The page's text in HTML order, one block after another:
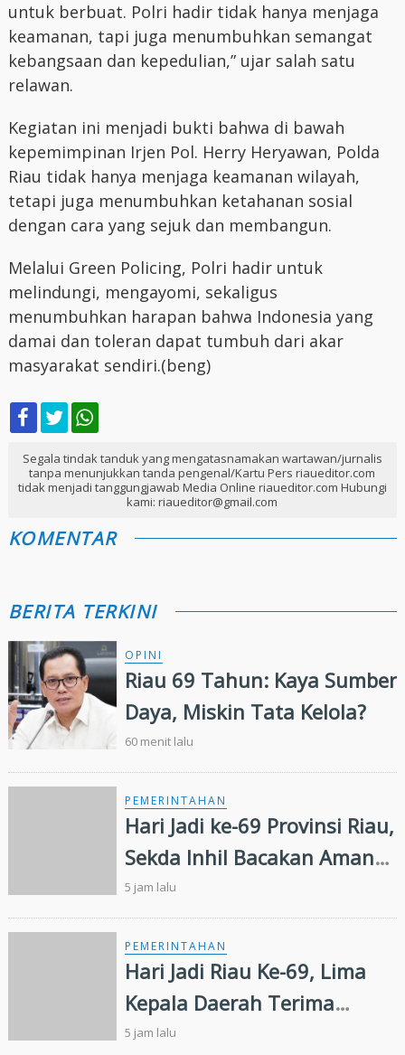
untuk berbuat. Polri hadir tidak hanya menjaga
keamanan, tapi juga menumbuhkan semangat
kebangsaan dan kepedulian,” ujar salah satu
relawan.
Kegiatan ini menjadi bukti bahwa di bawah
kepemimpinan Irjen Pol. Herry Heryawan, Polda
Riau tidak hanya menjaga keamanan wilayah,
tetapi juga menumbuhkan ketahanan sosial
dengan cara yang sejuk dan membangun.
Melalui Green Policing, Polri hadir untuk
melindungi, mengayomi, sekaligus
menumbuhkan harapan bahwa Indonesia yang
damai dan toleran dapat tumbuh dari akar
masyarakat sendiri.(beng)
Segala tindak tanduk yang mengatasnamakan wartawan/jurnalis
tanpa menunjukkan tanda pengenal/Kartu Pers riaueditor.com
tidak menjadi tanggungjawab Media Online riaueditor.com Hubungi
kami: riaueditor@gmail.com
KOMENTAR
BERITA TERKINI
OPINI
Riau 69 Tahun: Kaya Sumber
Daya, Miskin Tata Kelola?
60 menit lalu
PEMERINTAHAN
Hari Jadi ke-69 Provinsi Riau,
Sekda Inhil Bacakan Amanat
Gubernur, Satukan Langkah
Majukan Riau
5 jam lalu
PEMERINTAHAN
Hari Jadi Riau Ke-69, Lima
Kepala Daerah Terima
Penghargaan
5 jam lalu